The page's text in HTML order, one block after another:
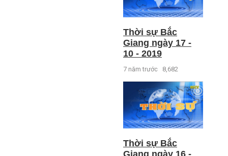
Thời sự Bắc
Giang ngày 17 -
10 - 2019
7 năm trước 8,682
Thời sự Bắc
Giang ngày 16 -